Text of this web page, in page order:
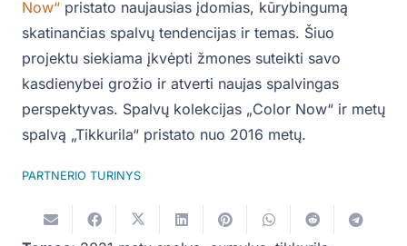
Now“ pristato naujausias įdomias, kūrybingumą
skatinančias spalvų tendencijas ir temas. Šiuo
projektu siekiama įkvėpti žmones suteikti savo
kasdienybei grožio ir atverti naujas spalvingas
perspektyvas. Spalvų kolekcijas „Color Now“ ir metų
spalvą „Tikkurila“ pristato nuo 2016 metų.
PARTNERIO TURINYS